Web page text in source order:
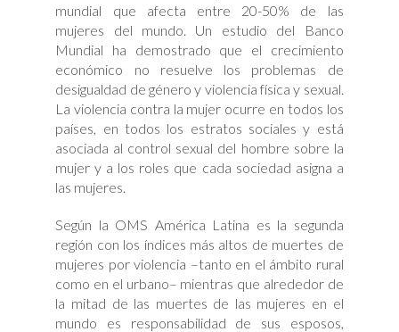
mundial que afecta entre 20-50% de las
mujeres del mundo. Un estudio del Banco
Mundial ha demostrado que el crecimiento
económico no resuelve los problemas de
desigualdad de género y violencia física y sexual.
La violencia contra la mujer ocurre en todos los
países, en todos los estratos sociales y está
asociada al control sexual del hombre sobre la
mujer y a los roles que cada sociedad asigna a
las mujeres.
Según la OMS América Latina es la segunda
región con los índices más altos de muertes de
mujeres por violencia –tanto en el ámbito rural
como en el urbano– mientras que alrededor de
la mitad de las muertes de las mujeres en el
mundo es responsabilidad de sus esposos,